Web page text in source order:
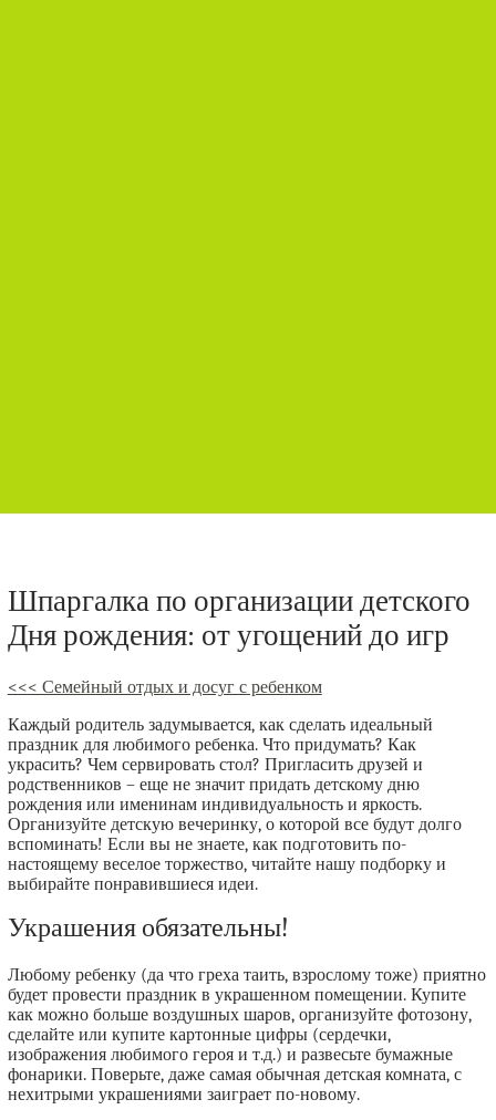
Шпаргалка по организации детского
Дня рождения: от угощений до игр
<<< Семейный отдых и досуг с ребенком
Каждый родитель задумывается, как сделать идеальный
праздник для любимого ребенка. Что придумать? Как
украсить? Чем сервировать стол? Пригласить друзей и
родственников – еще не значит придать детскому дню
рождения или именинам индивидуальность и яркость.
Организуйте детскую вечеринку, о которой все будут долго
вспоминать! Если вы не знаете, как подготовить по-
настоящему веселое торжество, читайте нашу подборку и
выбирайте понравившиеся идеи.
Украшения обязательны!
Любому ребенку (да что греха таить, взрослому тоже) приятно
будет провести праздник в украшенном помещении. Купите
как можно больше воздушных шаров, организуйте фотозону,
сделайте или купите картонные цифры (сердечки,
изображения любимого героя и т.д.) и развесьте бумажные
фонарики. Поверьте, даже самая обычная детская комната, с
нехитрыми украшениями заиграет по-новому.